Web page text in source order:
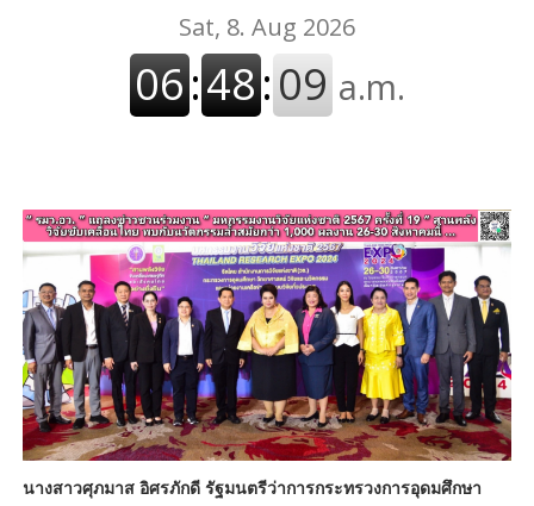
นางสาวศุภมาส อิศรภักดี รัฐมนตรีว่าการกระทรวงการอุดมศึกษา